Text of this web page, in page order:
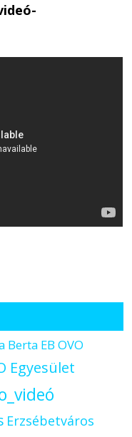
Berta EB OVO
Egyesület
Erzsébetváros